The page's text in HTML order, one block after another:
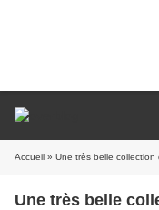
Accueil » Une très belle collection
Une très belle